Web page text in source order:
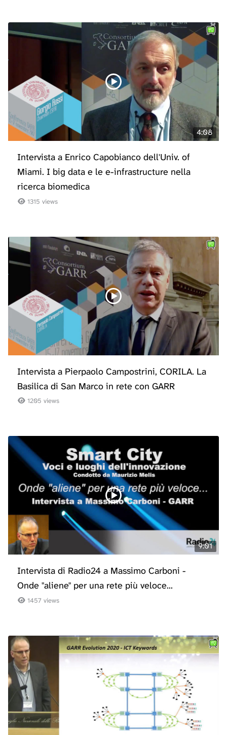
4:08
Intervista a Enrico Capobianco dell'Univ. of
Miami. I big data e le e-infrastructure nella
ricerca biomedica
1315 views
Intervista a Pierpaolo Campostrini, CORILA. La
Basilica di San Marco in rete con GARR
1205 views
9:01
Intervista di Radio24 a Massimo Carboni -
Onde "aliene" per una rete più veloce...
1457 views